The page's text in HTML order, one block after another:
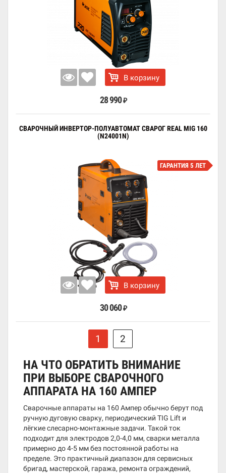
В корзину
28 990 ₽
СВАРОЧНЫЙ ИНВЕРТОР-ПОЛУАВТОМАТ СВАРОГ REAL MIG 160
(N24001N)
ГАРАНТИЯ 5 ЛЕТ
В корзину
30 060 ₽
1 2
НА ЧТО ОБРАТИТЬ ВНИМАНИЕ
ПРИ ВЫБОРЕ СВАРОЧНОГО
АППАРАТА НА 160 АМПЕР
Сварочные аппараты на 160 Ампер обычно берут под
ручную дуговую сварку, периодический TIG Lift и
лёгкие слесарно-монтажные задачи. Такой ток
подходит для электродов 2,0-4,0 мм, сварки металла
примерно до 4-5 мм без постоянной работы на
пределе. Это практичный диапазон для сервисных
бригад, мастерской, гаража, ремонта ограждений,